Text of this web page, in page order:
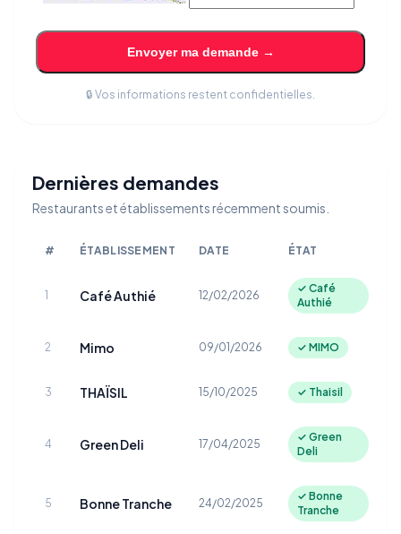
Envoyer ma demande →
🔒 Vos informations restent confidentielles.
Dernières demandes
Restaurants et établissements récemment soumis.
# ÉTABLISSEMENT DATE ÉTAT
1 Café Authié 12/02/2026
✓ Café
Authié
2 Mimo 09/01/2026 ✓ MIMO
3 THAÏSIL 15/10/2025 ✓ Thaisil
4 Green Deli 17/04/2025
✓ Green
Deli
5 Bonne Tranche 24/02/2025
✓ Bonne
Tranche